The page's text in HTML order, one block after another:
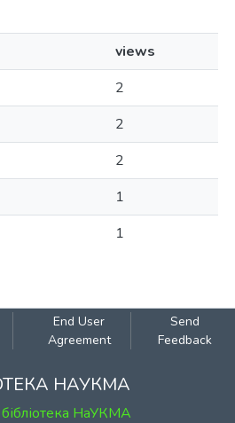
views
2
2
2
1
1
End User
Agreement
Send
Feedback
НАУКМА
НаУКМА